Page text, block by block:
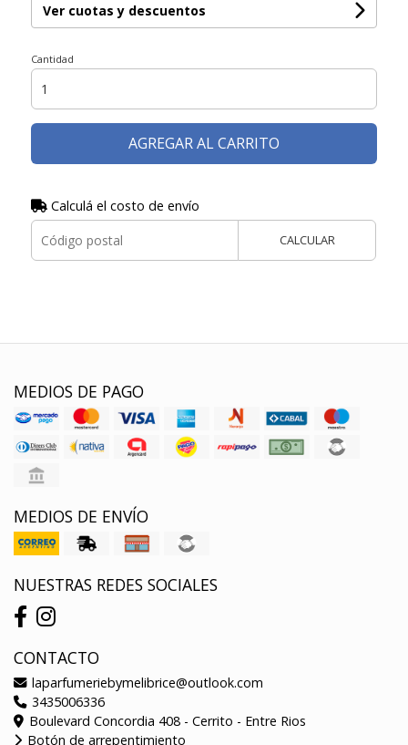
Ver cuotas y descuentos
Cantidad
AGREGAR AL CARRITO
Calculá el costo de envío
CALCULAR
MEDIOS DE PAGO
MEDIOS DE ENVÍO
NUESTRAS REDES SOCIALES
CONTACTO
laparfumeriebymelibrice@outlook.com
3435006336
Boulevard Concordia 408 - Cerrito - Entre Rios
Botón de arrepentimiento